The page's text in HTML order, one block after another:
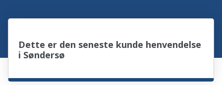
Dette er den seneste kunde henvendelse
i Søndersø